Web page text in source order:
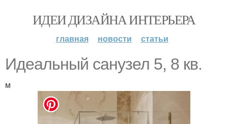
ИДЕИ ДИЗАЙНА ИНТЕРЬЕРА
главная новости статьи
Идеальный санузел 5, 8 кв.
м